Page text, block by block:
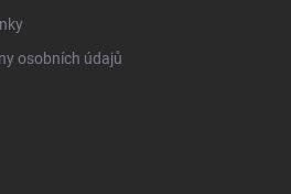
osobních údajů